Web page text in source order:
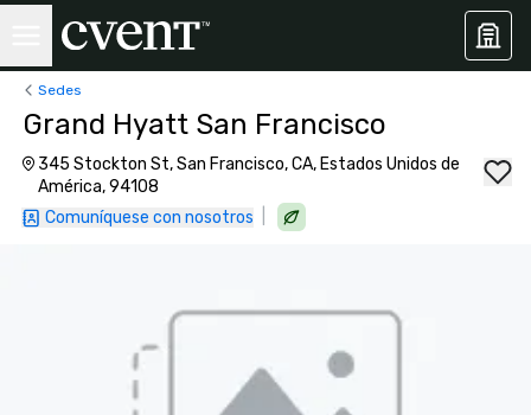
Sedes
Grand Hyatt San Francisco
345 Stockton St, San Francisco, CA, Estados Unidos de
América, 94108
Comuníquese con nosotros